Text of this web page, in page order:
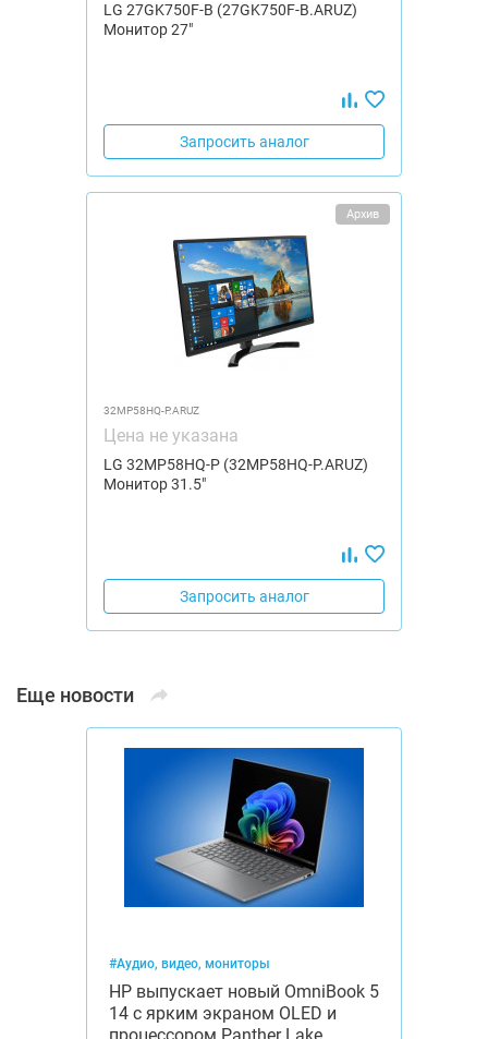
LG 27GK750F-B (27GK750F-B.ARUZ)
Монитор 27"
Запросить аналог
Архив
32MP58HQ-P.ARUZ
Цена не указана
LG 32MP58HQ-P (32MP58HQ-P.ARUZ)
Монитор 31.5"
Запросить аналог
Еще новости
HP выпускает новый OmniBook 5
14 с ярким экраном OLED и
процессором Panther Lake
#Аудио, видео, мониторы